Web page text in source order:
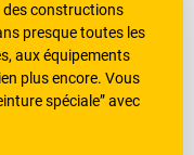
des constructions
presque toutes les
aux équipements
plus encore. Vous
spéciale” avec